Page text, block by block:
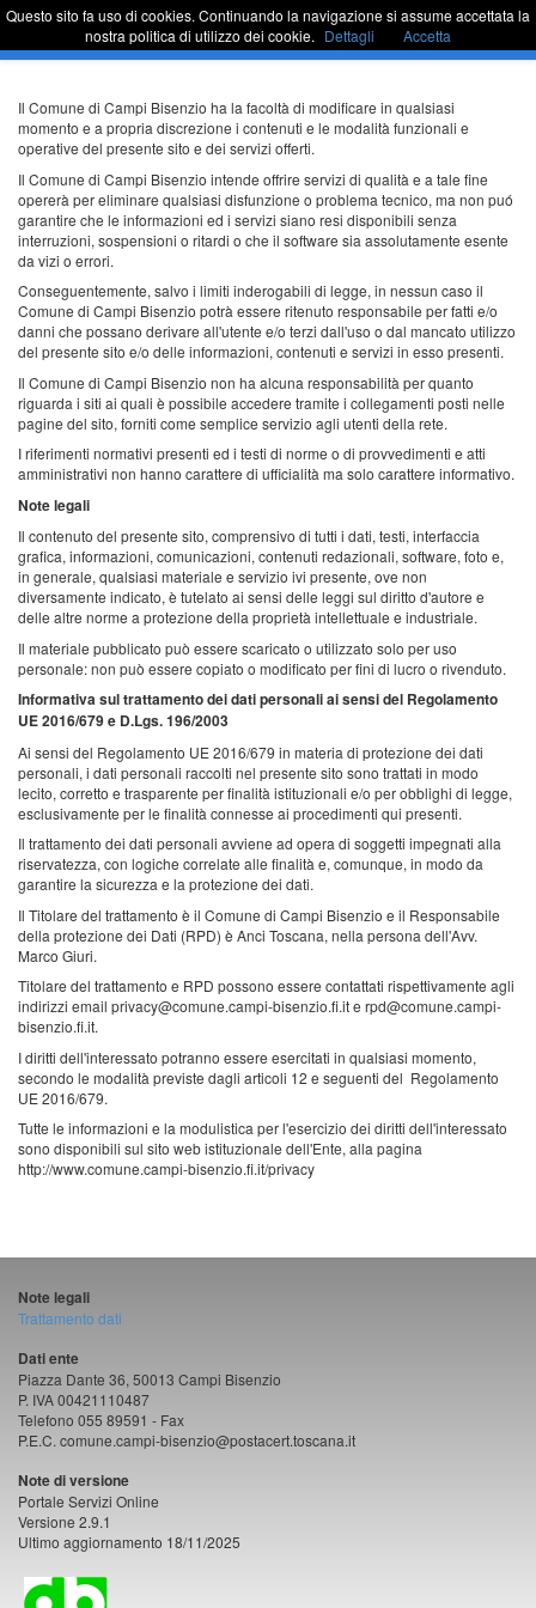
Passa
contenuto
barra
Sportello Unico
Il Comune di Campi Bisenzio ha la facoltà di modificare in qualsiasi
momento e a propria discrezione i contenuti e le modalità funzionali e
operative del presente sito e dei servizi offerti.
Il Comune di Campi Bisenzio intende offrire servizi di qualità e a tale fine
opererà per eliminare qualsiasi disfunzione o problema tecnico, ma non puó
garantire che le informazioni ed i servizi siano resi disponibili senza
interruzioni, sospensioni o ritardi o che il software sia assolutamente esente
da vizi o errori.
Conseguentemente, salvo i limiti inderogabili di legge, in nessun caso il
Comune di Campi Bisenzio potrà essere ritenuto responsabile per fatti e/o
danni che possano derivare all'utente e/o terzi dall'uso o dal mancato utilizzo
del presente sito e/o delle informazioni, contenuti e servizi in esso presenti.
Il Comune di Campi Bisenzio non ha alcuna responsabilità per quanto
riguarda i siti ai quali è possibile accedere tramite i collegamenti posti nelle
pagine del sito, forniti come semplice servizio agli utenti della rete.
I riferimenti normativi presenti ed i testi di norme o di provvedimenti e atti
amministrativi non hanno carattere di ufficialità ma solo carattere informativo.
Note legali
Il contenuto del presente sito, comprensivo di tutti i dati, testi, interfaccia
grafica, informazioni, comunicazioni, contenuti redazionali, software, foto e,
in generale, qualsiasi materiale e servizio ivi presente, ove non
diversamente indicato, è tutelato ai sensi delle leggi sul diritto d'autore e
delle altre norme a protezione della proprietà intellettuale e industriale.
Il materiale pubblicato può essere scaricato o utilizzato solo per uso
personale: non può essere copiato o modificato per fini di lucro o rivenduto.
Informativa sul trattamento dei dati personali ai sensi del Regolamento
UE 2016/679 e D.Lgs. 196/2003
Ai sensi del Regolamento UE 2016/679 in materia di protezione dei dati
personali, i dati personali raccolti nel presente sito sono trattati in modo
lecito, corretto e trasparente per finalità istituzionali e/o per obblighi di legge,
esclusivamente per le finalità connesse ai procedimenti qui presenti.
Il trattamento dei dati personali avviene ad opera di soggetti impegnati alla
riservatezza, con logiche correlate alle finalità e, comunque, in modo da
garantire la sicurezza e la protezione dei dati.
Il Titolare del trattamento è il Comune di Campi Bisenzio e il Responsabile
della protezione dei Dati (RPD) è Anci Toscana, nella persona dell'Avv.
Marco Giuri.
Titolare del trattamento e RPD possono essere contattati rispettivamente agli
indirizzi email privacy@comune.campi-bisenzio.fi.it e rpd@comune.campi-
bisenzio.fi.it.
I diritti dell'interessato potranno essere esercitati in qualsiasi momento,
secondo le modalità previste dagli articoli 12 e seguenti del Regolamento
UE 2016/679.
Tutte le informazioni e la modulistica per l'esercizio dei diritti dell'interessato
sono disponibili sul sito web istituzionale dell'Ente, alla pagina
http://www.comune.campi-bisenzio.fi.it/privacy
Note legali
Trattamento dati
Dati ente
Piazza Dante 36, 50013 Campi Bisenzio
P. IVA 00421110487
Telefono 055 89591 - Fax
P.E.C. comune.campi-bisenzio@postacert.toscana.it
Note di versione
Portale Servizi Online
Versione 2.9.1
Ultimo aggiornamento 18/11/2025
Questo sito fa uso di cookies. Continuando la navigazione si assume accettata la
nostra politica di utilizzo dei cookie. Dettagli Accetta